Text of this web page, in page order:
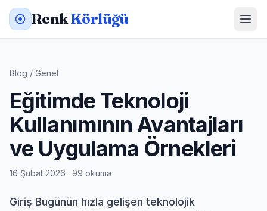
RenkKörlüğü
Blog / Genel
Eğitimde Teknoloji
Kullanımının Avantajları
ve Uygulama Örnekleri
16 Şubat 2026 · 99 okuma
Giriş Bugünün hızla gelişen teknolojik